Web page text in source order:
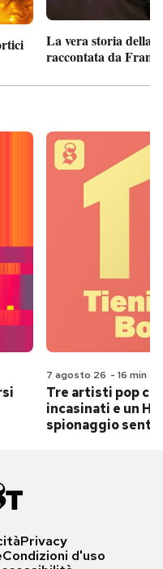
La vera storia della
raccontata da
7 agosto 26 - 16 min
Tre artisti pop
incasinati e un
spionaggio
Privacy
Condizioni d'uso